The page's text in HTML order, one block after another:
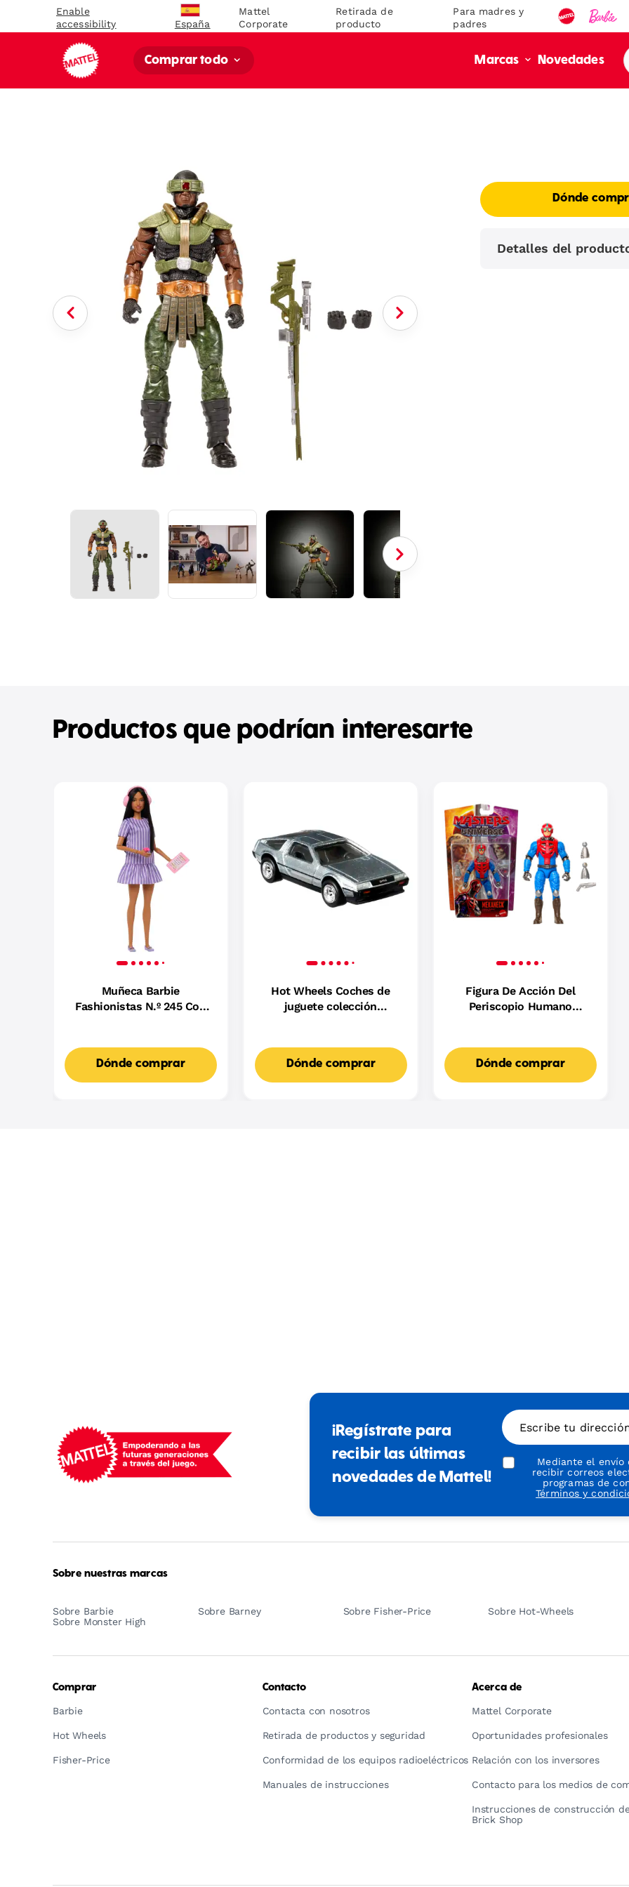
Enable
accessibility
España
Mattel
Corporate
Retirada de
producto
Para madres y
padres
Comprar todo Marcas Novedades
Dónde
Detalles del
Productos que podrían interesarte
Muñeca Barbie
Fashionistas N.º 245 Con
Dónde comprar
Hot Wheels Coches de
juguete colección
Dónde comprar
Figura De Acción Del
Periscopio Humano
Dónde comprar
Through
¡Regístrate para
recibir las últimas
novedades de Mattel!
Escribe tu
Mediante el
recibir correos
programas de
Términos y
Sobre nuestras marcas
Sobre Barbie Sobre Barney Sobre Fisher-Price Sobre Hot-Wheels
Sobre Monster High
Comprar
Barbie
Hot Wheels
Fisher-Price
Contacto
Contacta con nosotros
Retirada de productos y seguridad
Conformidad de los equipos radioeléctricos
Manuales de instrucciones
Acerca de
Mattel Corporate
Oportunidades profesionales
Relación con los inversores
Contacto para los medios de
Instrucciones de construcción
Brick Shop